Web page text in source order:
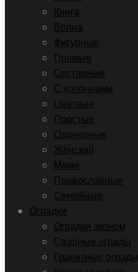
Книга
Волна
Фигурные
Прямые
Составные
С колоннами
Цветные
Простые
Одинарные
Женский
Маме
Православные
Семейные
Оградки
Оградки эконом
Сварные ограды
Гранитные ограды